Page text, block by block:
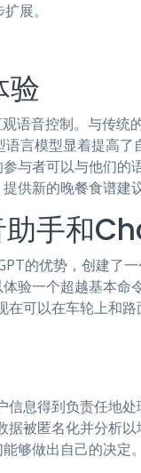
展。
验
语音控制。与传统
言模型显着提高
与者可以与他们的
供新的晚餐食谱建
手和
的优势，创建了
验一个超越基本命
可以在车轮上和
息得到负责任地
被匿名化并分析
够做出自己的决定